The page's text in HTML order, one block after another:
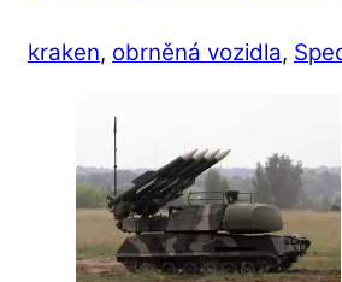
kraken, obrněná vozidla,